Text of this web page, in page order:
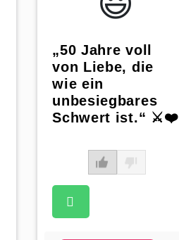
„50 Jahre voll
von Liebe, die
wie ein
unbesiegbares
Schwert ist.“ ⚔️❤️